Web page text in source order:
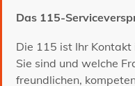
Das 115-
Die 115 ist Ihr
Sie sind und welche
freundlichen,